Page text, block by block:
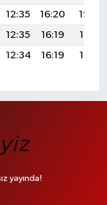
12:35 16:20
19:22
12:35 16:19
19:21
12:34 16:19 19:19
yayında!